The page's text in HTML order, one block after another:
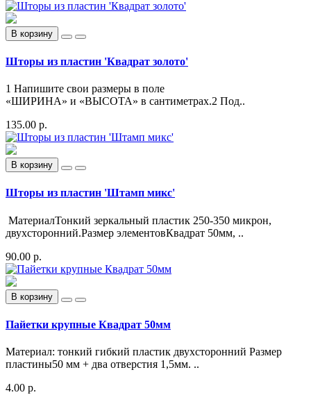
В корзину
Шторы из пластин 'Квадрат золото'
1 Напишите свои размеры в поле
«ШИРИНА» и «ВЫСОТА» в сантиметрах.2 Под..
135.00 р.
В корзину
Шторы из пластин 'Штамп микс'
МатериалТонкий зеркальный пластик 250-350 микрон,
двухсторонний.Размер элементовКвадрат 50мм, ..
90.00 р.
В корзину
Пайетки крупные Квадрат 50мм
Материал: тонкий гибкий пластик двухсторонний Размер
пластины50 мм + два отверстия 1,5мм. ..
4.00 р.